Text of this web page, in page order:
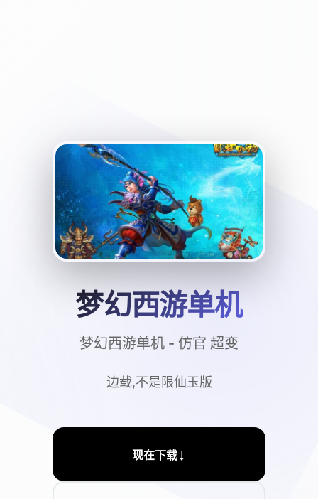
梦幻西游单机
梦幻西游单机 - 仿官 超变
边载,不是限仙玉版
现在下载↓